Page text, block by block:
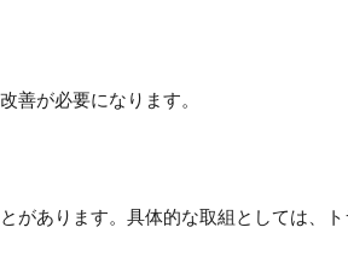
善が必要になります。
があります。 具体的な取組としては、